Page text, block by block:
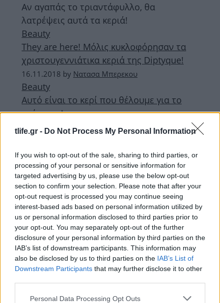
tlife.gr - Do Not Process My Personal Information
If you wish to opt-out of the sale, sharing to third parties, or
processing of your personal or sensitive information for
targeted advertising by us, please use the below opt-out
section to confirm your selection. Please note that after your
opt-out request is processed you may continue seeing
interest-based ads based on personal information utilized by
us or personal information disclosed to third parties prior to
your opt-out. You may separately opt-out of the further
disclosure of your personal information by third parties on the
IAB’s list of downstream participants. This information may
also be disclosed by us to third parties on the IAB’s List of
Downstream Participants that may further disclose it to other
Please note that this website/app uses one or more Google
Personal Data Processing Opt Outs
Αν αγαπάς το τριαντάφυλλο, θα
λατρέψεις αυτά τα κεριά!
Beauty
They are here! Μόλις κυκλοφόρησαν τα
χριστουγεννιάτικα κεριά της Diptyque!
16.11.2018 by Νατασα Μπερεκου
Beauty
Αυτό είναι το κερί που θέλουμε για το
σπίτι μας!
01.09.2018byΝατασα Μπερεκου
Η Diptyque λανσάρει ένα νέο συλλεκτικό
κερί!
17.01.2018byΝατασα Μπερεκου
Beauty
Αν είσαι fan της Diptyque τσέκαρε αυτό
το νέο!
20.07.2017
Beauty
Δεν θέλουμε λουλούδια για τον Άγιο
Βαλεντίνο! Θέλουμε αυτό!
ΔΙΑΦΗΜΙΣΗ